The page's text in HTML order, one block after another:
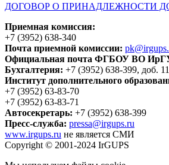
ДОГОВОР О ПРИНАДЛЕЖНОСТИ
Приемная комиссия:
+7 (3952) 638-340
Почта приемной комиссии:
Официальная почта ФГБОУ ВО
Бухгалтерия: +7 (3952) 638-399, доб.
Институт дополнительного
+7 (3952) 63-83-70
+7 (3952) 63-83-71
Автосекретарь: +7 (3952) 638-399
Пресс-служба: pressa@irgups.ru
www.irgups.ru не является СМИ
Copyright © 2001-2024 IrGUPS